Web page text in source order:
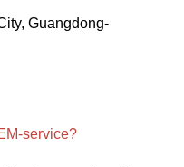
Guangdong-
service?